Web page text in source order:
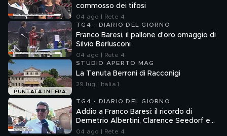
commosso dei tifosi
04 ago | Rete 4
TG4 - DIARIO DEL GIORNO
Franco Baresi, il pallone d'oro omaggio di
Silvio Berlusconi
04 ago | Rete 4
PUNTATA INTERA
STUDIO APERTO MAG
La Tenuta Berroni di Racconigi
29 lug | Italia 1
TG4 - DIARIO DEL GIORNO
Addio a Franco Baresi: il ricordo di
Demetrio Albertini, Clarence Seedorf e
Giovanni Galli
04 ago | Rete 4